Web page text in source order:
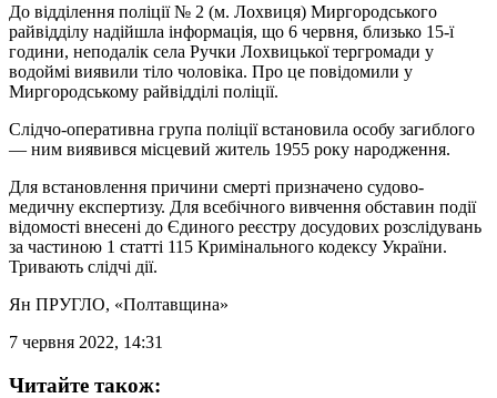
До відділення поліції № 2 (м. Лохвиця) Миргородського
райвідділу надійшла інформація, що 6 червня, близько 15-ї
години, неподалік села Ручки Лохвицької тергромади у
водоймі виявили тіло чоловіка. Про це повідомили у
Миргородському райвідділі поліції.
Слідчо-оперативна група поліції встановила особу загиблого
— ним виявився місцевий житель 1955 року народження.
Для встановлення причини смерті призначено судово-
медичну експертизу. Для всебічного вивчення обставин події
відомості внесені до Єдиного реєстру досудових розслідувань
за частиною 1 статті 115 Кримінального кодексу України.
Тривають слідчі дії.
Ян ПРУГЛО, «Полтавщина»
7 червня 2022, 14:31
Читайте також: